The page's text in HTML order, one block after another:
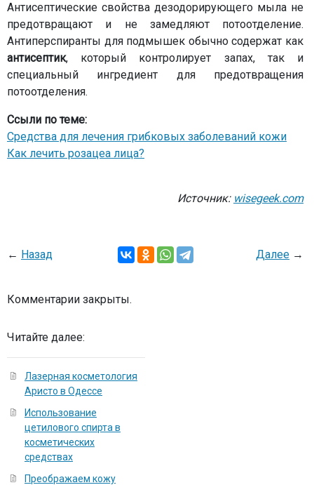
Антисептические свойства дезодорирующего мыла не
предотвращают и не замедляют потоотделение.
Антиперспиранты для подмышек обычно содержат как
антисептик, который контролирует запах, так и
специальный ингредиент для предотвращения
потоотделения.
Ссыли по теме:
Средства для лечения грибковых заболеваний кожи
Как лечить розацеа лица?
Источник: wisegeek.com
← Назад Далее →
Комментарии закрыты.
Читайте далее:
Лазерная косметология
Аристо в Одессе
Использование
цетилового спирта в
косметических
средствах
Преображаем кожу